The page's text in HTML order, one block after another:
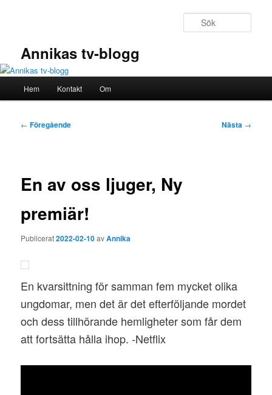
Annikas tv-blogg
Hem Kontakt Om
Inläggsnavigering
← Föregående Nästa →
En av oss ljuger, Ny
premiär!
Publicerat2022-02-10avAnnika
En kvarsittning för samman fem mycket olika
ungdomar, men det är det efterföljande mordet
och dess tillhörande hemligheter som får dem
att fortsätta hålla ihop. -Netflix